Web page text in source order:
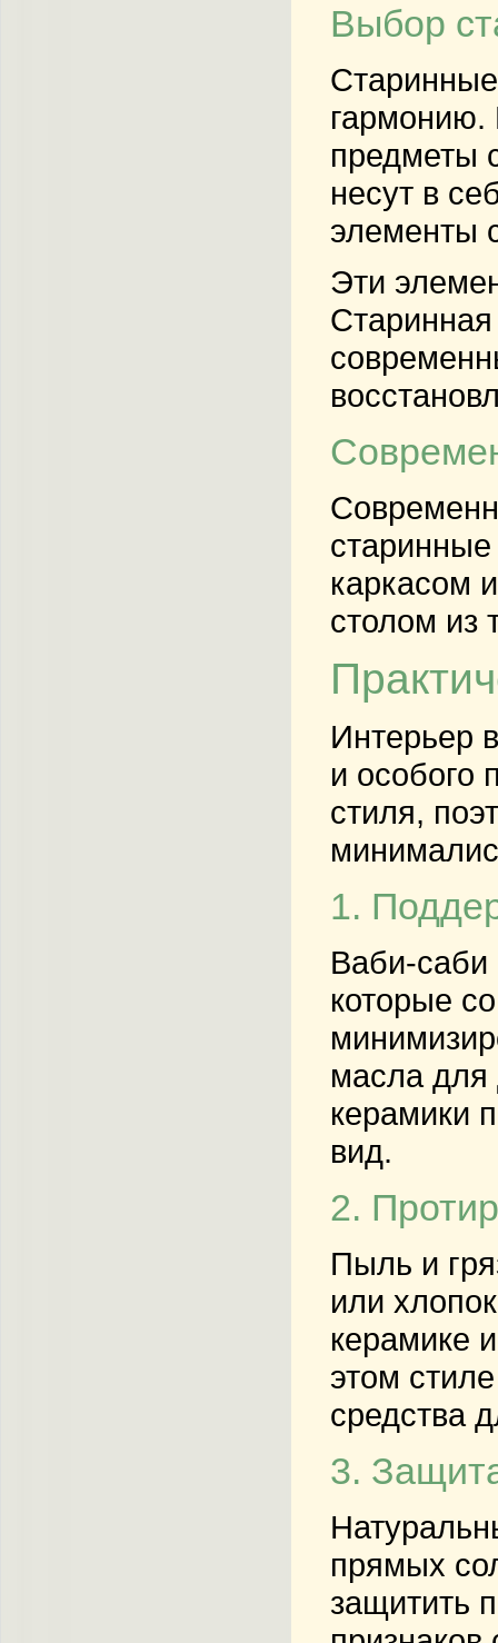
Выбор
гармонию.
предметы
несут в
элементы
Эти
каркасом
столом из
Интерьер
и особого
стиля,
1.
Ваби-саби
которые
масла для
керамики
вид.
2.
Пыль и
или
керамике
этом
средства
3.
прямых
защитить